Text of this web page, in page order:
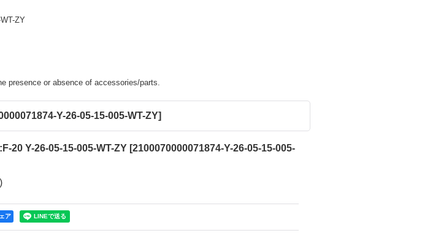
ZY
presence or absence of accessories/parts.
Y-26-05-15-005-WT-ZY]
20 Y-26-05-15-005-WT-ZY [2100070000071874-Y-26-05-15-005-
ア